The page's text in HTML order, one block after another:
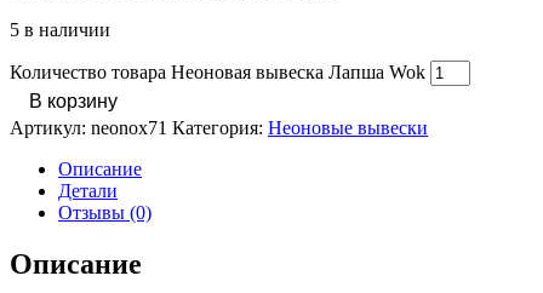
5 в наличии
Количество товара Неоновая вывеска Лапша Wok
В корзину
Артикул: neonox71 Категория: Неоновые вывески
Описание
Детали
Отзывы (0)
Описание